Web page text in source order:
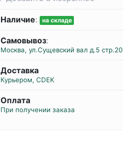
Наличие: на складе
Самовывоз:
Москва, ул.Сущевский вал д.5 стр.20
Доставка
Курьером, CDEK
Оплата
При получении заказа